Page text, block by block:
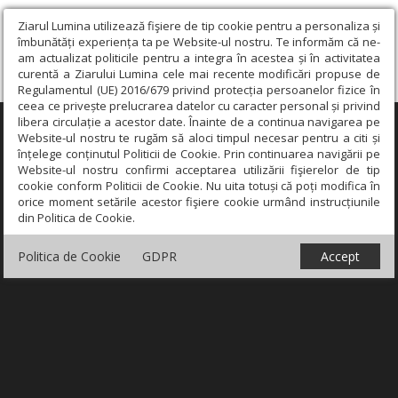
Ziarul Lumina utilizează fişiere de tip cookie pentru a personaliza și
îmbunătăți experiența ta pe Website-ul nostru. Te informăm că ne-
am actualizat politicile pentru a integra în acestea și în activitatea
curentă a Ziarului Lumina cele mai recente modificări propuse de
Regulamentul (UE) 2016/679 privind protecția persoanelor fizice în
ceea ce privește prelucrarea datelor cu caracter personal și privind
libera circulație a acestor date. Înainte de a continua navigarea pe
Website-ul nostru te rugăm să aloci timpul necesar pentru a citi și
înțelege conținutul Politicii de Cookie. Prin continuarea navigării pe
Website-ul nostru confirmi acceptarea utilizării fişierelor de tip
cookie conform Politicii de Cookie. Nu uita totuși că poți modifica în
orice moment setările acestor fişiere cookie urmând instrucțiunile
din Politica de Cookie.
Politica de Cookie GDPR Accept
×